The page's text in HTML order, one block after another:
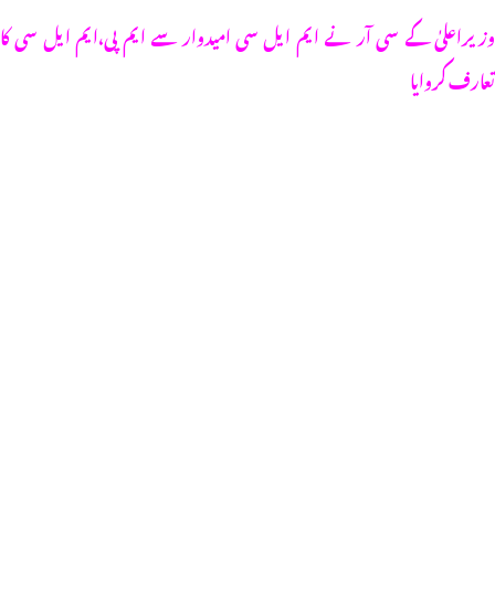
وزیراعلیٰ کے سی آر نے ایم ایل سی امیدوار سے ایم پی،ایم ایل سی کا
تعارف کروایا